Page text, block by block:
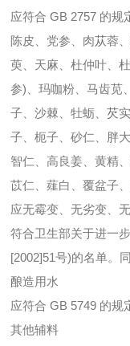
应符合 GB 2757 的规
陈皮、党参、肉苁蓉
萸、天麻、杜仲叶、
参)、玛咖粉、马齿苋
子、沙棘、牡蛎、芡
子、枙子、砂仁、胖
智仁、高良姜、黄精
苡仁、薤白、覆盆子
应无霉变、无劣变、
符合卫生部关于进一
[2002]51号)的名单。
酿造用水
应符合 GB 5749 的规
其他辅料